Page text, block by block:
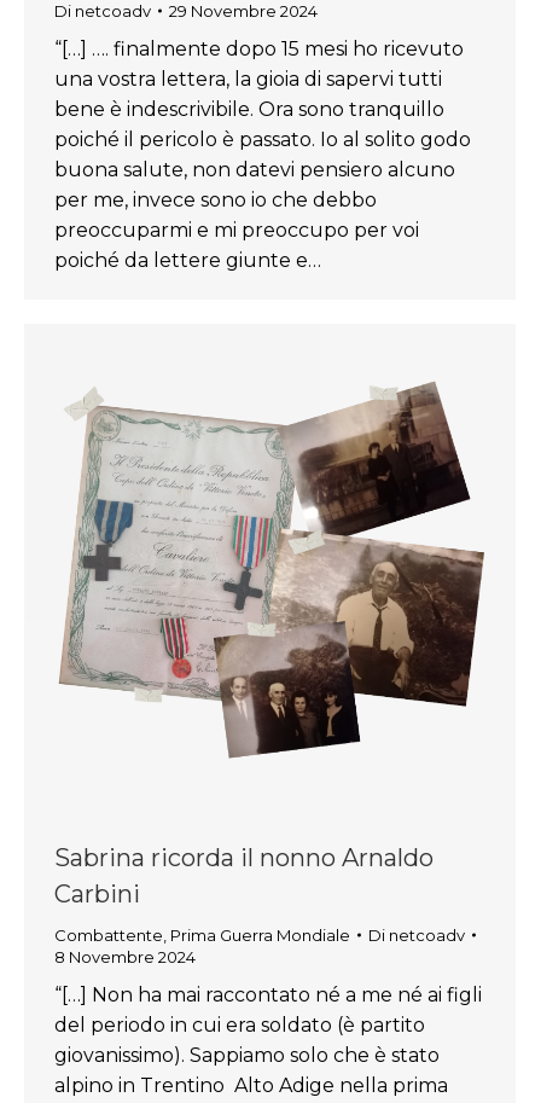
Di netcoadv 29 Novembre 2024
“[…] …. finalmente dopo 15 mesi ho ricevuto
una vostra lettera, la gioia di sapervi tutti
bene è indescrivibile. Ora sono tranquillo
poiché il pericolo è passato. Io al solito godo
buona salute, non datevi pensiero alcuno
per me, invece sono io che debbo
preoccuparmi e mi preoccupo per voi
poiché da lettere giunte e…
Sabrina ricorda il nonno Arnaldo
Carbini
Combattente Prima Guerra Mondiale Di netcoadv
8 Novembre 2024
“[…] Non ha mai raccontato né a me né ai figli
del periodo in cui era soldato (è partito
giovanissimo). Sappiamo solo che è stato
alpino in Trentino Alto Adige nella prima